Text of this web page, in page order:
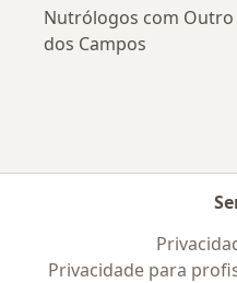
Nutrólogos com Outro
dos Campos
Privacidade para